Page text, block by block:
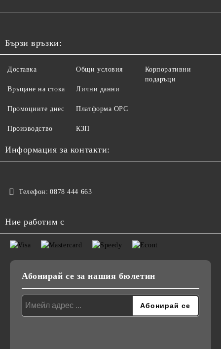
Бързи връзки:
Доставка
Връщане на стока
Промоциите днес
Производство
Общи условия
Лични данни
Платформа ОРС
КЗП
Корпоративни
подаръци
Информация за контакти:
Телефон: 0878 444 663
Ние работим с
Абонирай се за нашия бюлетин